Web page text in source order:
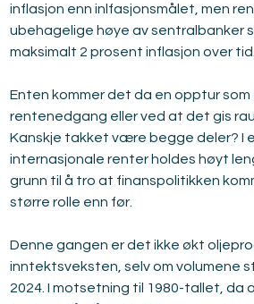
inflasjon enn inlfasjonsmålet, men
ubehagelige høye av sentralbanker
maksimalt 2 prosent inflasjon over tid.
Enten kommer det da en opptur som
rentenedgang eller ved at det gis
Kanskje takket være begge deler? I
internasjonale renter holdes høyt
grunn til å tro at finanspolitikken
større rolle enn før.
Denne gangen er det ikke økt
inntektsveksten, selv om volumene
2024. I motsetning til 1980-tallet, da